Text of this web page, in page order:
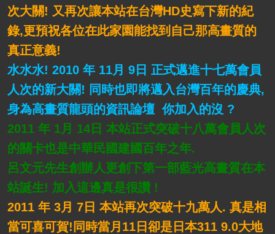
次大關! 又再次讓本站在台灣HD史寫下新的紀
錄,更預祝各位在此家園能找到自己那高畫質的
真正意義!
水水水! 2010 年 11月 9日 正式邁進十七萬會員
人次的新大關! 同時也即將邁入台灣百年的慶典,
身為高畫質龍頭的資訊論壇 你加入的沒 ?
2011 年 1月 14日 本站正式突破十八萬會員人次
的關卡也是中華民國建國百年之年.
呂文元先生創辦人更創下第一部藍光高畫質在本
站誕生! 加入這邊真是很讚 !
2011 年 3月 7日 本站再次突破十九萬人. 真是相
當可喜可賀! 同時當月11日卻是日本311 9.0大地